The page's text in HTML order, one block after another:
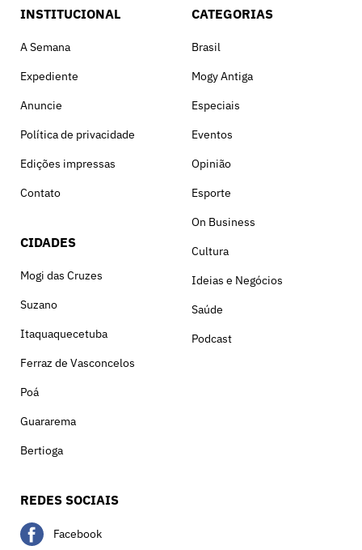
INSTITUCIONAL
A Semana
Expediente
Anuncie
Política de privacidade
Edições impressas
Contato
CIDADES
Mogi das Cruzes
Suzano
Itaquaquecetuba
Ferraz de Vasconcelos
Poá
Guararema
Bertioga
CATEGORIAS
Brasil
Mogy Antiga
Especiais
Eventos
Opinião
Esporte
On Business
Cultura
Ideias e Negócios
Saúde
Podcast
REDES SOCIAIS
Facebook